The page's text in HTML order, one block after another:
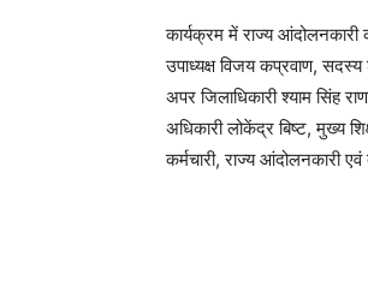
कार्यक्रम में राज्य
उपाध्यक्ष विजय कप्रवाण, सदस्य
अपर जिलाधिकारी श्याम सिंह
अधिकारी लोकेंद्र बिष्ट, मुख्य
कर्मचारी, राज्य आंदोलनकारी